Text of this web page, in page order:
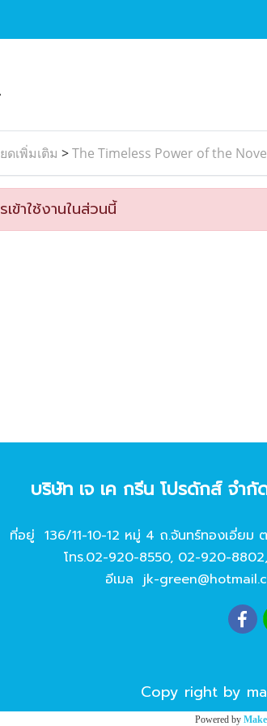
ดเพิ่มเติม >The Timeless Power of the
ข้าใช้งานในส่วนนี้
บริษัท เจ เค กรีน โปรดักส์ จํา
ที่อยู่ 136/11-10-12 หมู่ 4 ถ.จันทร์ทองเอี่ยม
โทร.02-920-8550, 02-920-8802,
อีเมล jk-
Copy right by
Powered by